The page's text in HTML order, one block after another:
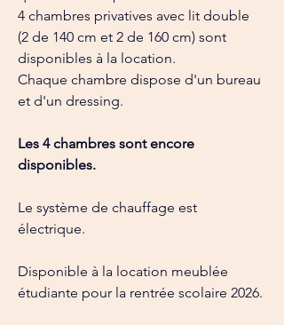
4 chambres privatives avec lit double
(2 de 140 cm et 2 de 160 cm) sont
disponibles à la location.
Chaque chambre dispose d'un bureau
et d'un dressing.
Les 4 chambres sont encore
disponibles.
Le système de chauffage est
électrique.
Disponible à la location meublée
étudiante pour la rentrée scolaire 2026.